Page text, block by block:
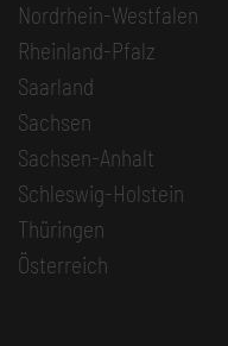
Nordrhein-Westfalen
Rheinland-Pfalz
Saarland
Sachsen
Sachsen-Anhalt
Schleswig-Holstein
Thüringen
Österreich